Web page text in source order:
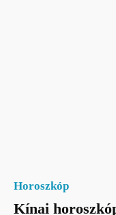
Horoszkóp
Kínai